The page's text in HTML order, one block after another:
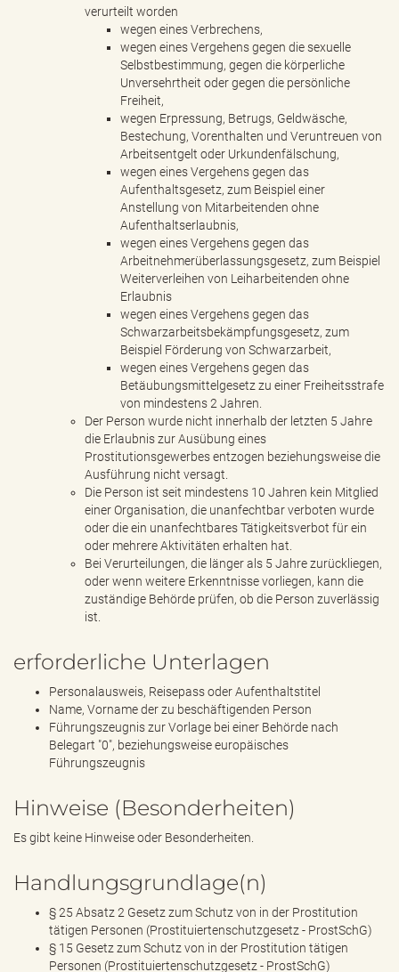
verurteilt worden
wegen eines Verbrechens,
wegen eines Vergehens gegen die sexuelle
Selbstbestimmung, gegen die körperliche
Unversehrtheit oder gegen die persönliche
Freiheit,
wegen Erpressung, Betrugs, Geldwäsche,
Bestechung, Vorenthalten und Veruntreuen von
Arbeitsentgelt oder Urkundenfälschung,
wegen eines Vergehens gegen das
Aufenthaltsgesetz, zum Beispiel einer
Anstellung von Mitarbeitenden ohne
Aufenthaltserlaubnis,
wegen eines Vergehens gegen das
Arbeitnehmerüberlassungsgesetz, zum Beispiel
Weiterverleihen von Leiharbeitenden ohne
Erlaubnis
wegen eines Vergehens gegen das
Schwarzarbeitsbekämpfungsgesetz, zum
Beispiel Förderung von Schwarzarbeit,
wegen eines Vergehens gegen das
Betäubungsmittelgesetz zu einer Freiheitsstrafe
von mindestens 2 Jahren.
Der Person wurde nicht innerhalb der letzten 5 Jahre
die Erlaubnis zur Ausübung eines
Prostitutionsgewerbes entzogen beziehungsweise die
Ausführung nicht versagt.
Die Person ist seit mindestens 10 Jahren kein Mitglied
einer Organisation, die unanfechtbar verboten wurde
oder die ein unanfechtbares Tätigkeitsverbot für ein
oder mehrere Aktivitäten erhalten hat.
Bei Verurteilungen, die länger als 5 Jahre zurückliegen,
oder wenn weitere Erkenntnisse vorliegen, kann die
zuständige Behörde prüfen, ob die Person zuverlässig
ist.
erforderliche Unterlagen
Personalausweis, Reisepass oder Aufenthaltstitel
Name, Vorname der zu beschäftigenden Person
Führungszeugnis zur Vorlage bei einer Behörde nach
Belegart "0", beziehungsweise europäisches
Führungszeugnis
Hinweise (Besonderheiten)
Es gibt keine Hinweise oder Besonderheiten.
Handlungsgrundlage(n)
§ 25 Absatz 2 Gesetz zum Schutz von in der Prostitution
tätigen Personen (Prostituiertenschutzgesetz - ProstSchG)
§ 15 Gesetz zum Schutz von in der Prostitution tätigen
Personen (Prostituiertenschutzgesetz - ProstSchG)